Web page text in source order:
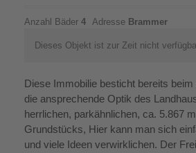
Anzahl Bäder 4 Adresse Brammer
Dieses Objekt ist zur Zeit nicht
Diese Immobilie besticht bereits
die ansprechende Optik des
herrlichen, parkähnlichen, ca. 5.867
Grundstücks, Hier kann man sich
und viele Ideen verwirklichen. Der